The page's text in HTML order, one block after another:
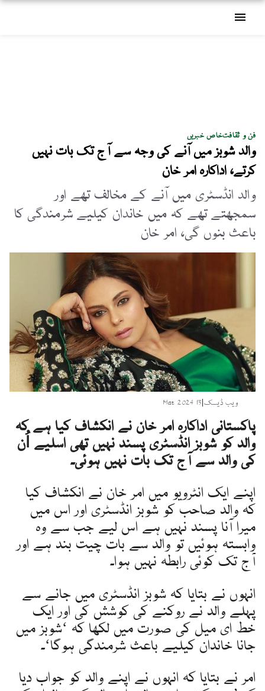
menu
فن و ثقافتخاص خبریں
والد شوبز میں آنے کی وجہ سے آج تک بات نہیں
کرتے، اداکارہ امر خان
والد انڈسٹری میں آنے کے مخالف تھے اور
سمجھتے تھے کہ میں خاندان کیلیے شرمندگی کا
باعث بنوں گی، امر خان
ویب ڈیسک 13 Mar 2024
پاکستانی اداکارہ امر خان نے انکشاف کیا ہے کہ
والد کو شوبز انڈسٹری پسند نہیں تھی اسلیے اُن
کی والد سے آج تک بات نہیں ہوئی۔
اپنے ایک انٹرویو میں امر خان نے انکشاف کیا
کہ والد صاحب کو شوبز انڈسٹری اور اس میں
میرا آنا پسند نہیں ہے اس لیے جب سے وہ
وابستہ ہوئیں تو والد سے بات چیت بند ہے اور
آج تک کوئی رابطہ نہیں ہوا۔
انہوں نے بتایا کہ شوبز انڈسٹری میں جانے سے
پہلے والد نے روکنے کی کوشش کی اور ایک
خط ای میل کی صورت میں لکھا کہ ‘شوبز میں
جانا خاندان کیلیے باعث شرمندگی ہوگا‘۔
امر نے بتایا کہ انہوں نے اپنے والد کو جواب دیا